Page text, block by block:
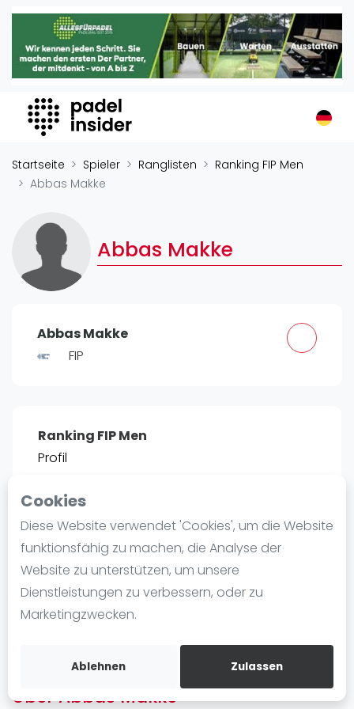
Cookies
Diese Website verwendet 'Cookies', um die Website
funktionsfähig zu machen, die Analyse der
Website zu unterstützen, um unsere
Dienstleistungen zu verbessern, oder zu
Marketingzwecken.
Ablehnen Zulassen
Padel Insider
Home
Organisationen
Buchungssysteme
Padel-Shops
Padel-Marken
Verschiedenes
Veranstaltungen
Turniere
Playtomic
Frauen
FIP Männer
Blog
Die Geschichte von Padel
Regeln und Punktzählung
Padel Schläge
Video
Startseite Spieler Ranglisten
Ranking FIP Men
Abbas Makke
Abbas Makke
Abbas Makke
FIP
Ranking FIP Men
Profil
POSITIE
#2212 2
Bist du
Kostenloses Konto erstellen
Über Abbas Makke